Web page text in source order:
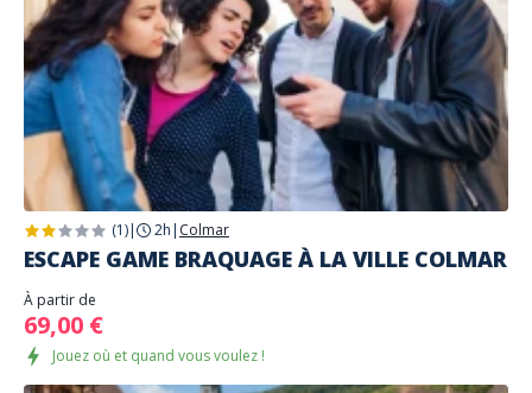
(1)| 2h | Colmar
ESCAPE GAME BRAQUAGE À LA VILLE COLMAR
À partir de
69,00 €
Jouez où et quand vous voulez !